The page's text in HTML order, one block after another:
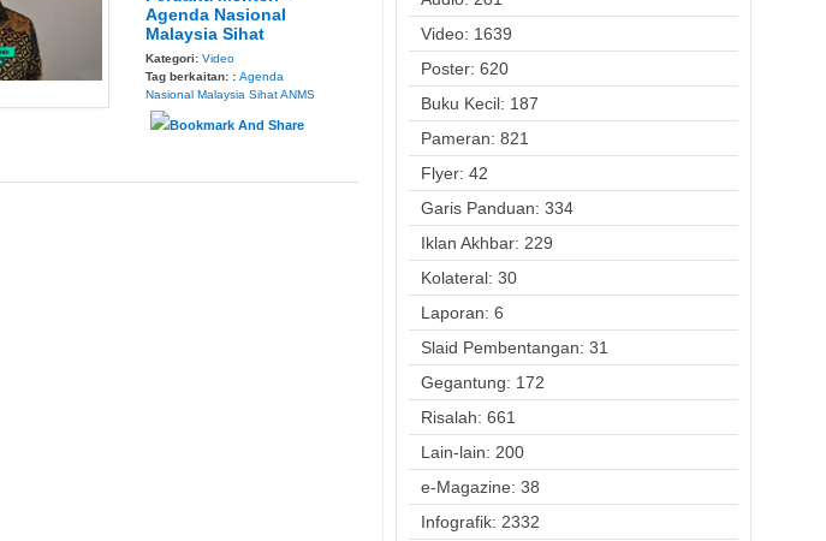
Agenda Nasional
Malaysia Sihat
Kategori:Video
Tag berkaitan: :Agenda
Nasional Malaysia Sihat ANMS
Video: 1639
Poster: 620
Buku Kecil: 187
Pameran: 821
Flyer: 42
Garis Panduan: 334
Iklan Akhbar: 229
Kolateral: 30
Laporan: 6
Slaid Pembentangan: 31
Gegantung: 172
Risalah: 661
Lain-lain: 200
e-Magazine: 38
Infografik: 2332